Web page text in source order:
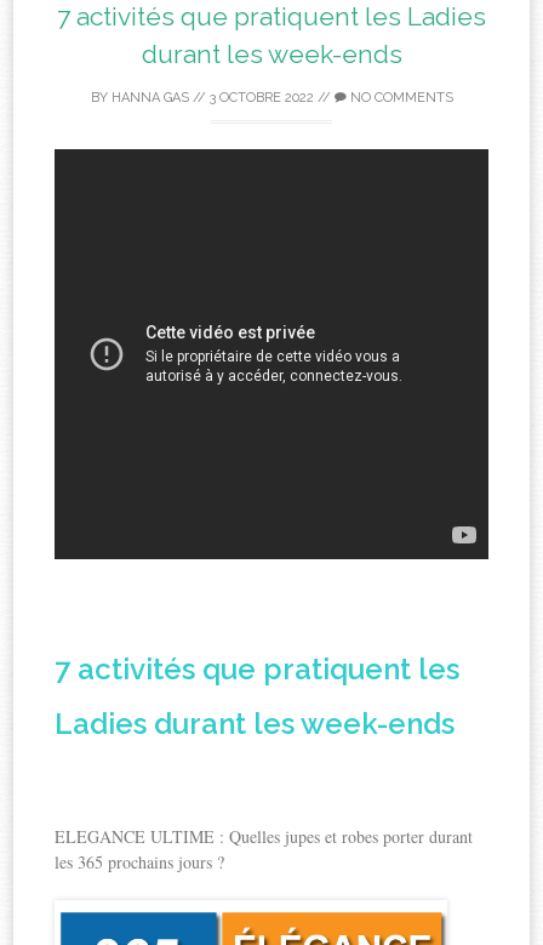
7 activités que pratiquent les Ladies
durant les week-ends
BY HANNA GAS// 3 OCTOBRE 2022 // NO COMMENTS
7 activités que pratiquent les
Ladies durant les week-ends
ELEGANCE ULTIME : Quelles jupes et robes porter durant
les 365 prochains jours ?